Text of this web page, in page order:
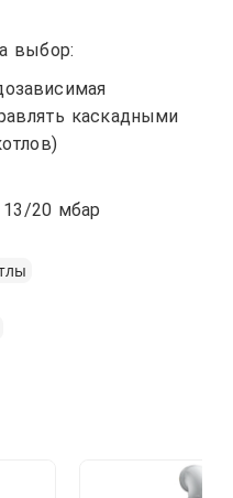
выбор:
каскадными
13/20 мбар